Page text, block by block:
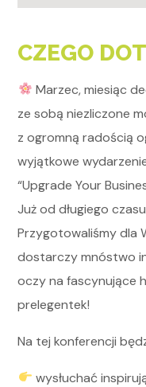
CZEGO
Marzec, miesiąc
ze sobą niezliczone
z ogromną radością
wyjątkowe
“Upgrade Your
Już od długiego
Przygotowaliśmy dla
dostarczy mnóstwo
oczy na fascynujące
prelegentek!
Na tej konferencji
wysłuchać